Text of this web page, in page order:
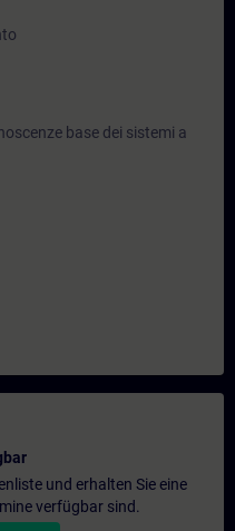
base dei sistemi a
und erhalten Sie eine
verfügbar sind.